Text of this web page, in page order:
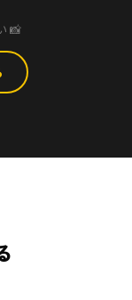
📸